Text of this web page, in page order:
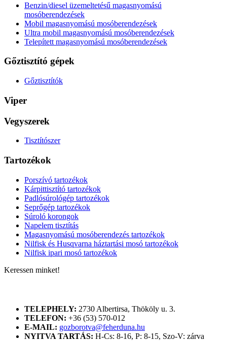
Benzin/diesel üzemeltetésű magasnyomású
mosóberendezések
Mobil magasnyomású mosóberendezések
Ultra mobil magasnyomású mosóberendezések
Telepített magasnyomású mosóberendezések
Gőztisztító gépek
Gőztisztítók
Viper
Vegyszerek
Tisztítószer
Tartozékok
Porszívó tartozékok
Kárpittisztító tartozékok
Padlósúrológép tartozékok
Seprőgép tartozékok
Súroló korongok
Napelem tisztítás
Magasnyomású mosóberendezés tartozékok
Nilfisk és Husqvarna háztartási mosó tartozékok
Nilfisk ipari mosó tartozékok
Keressen minket!
TELEPHELY: 2730 Albertirsa, Thököly u. 3.
TELEFON: +36 (53) 570-012
E-MAIL: gozborotva@feherduna.hu
NYITVA TARTÁS: H-Cs: 8-16, P: 8-15, Szo-V: zárva